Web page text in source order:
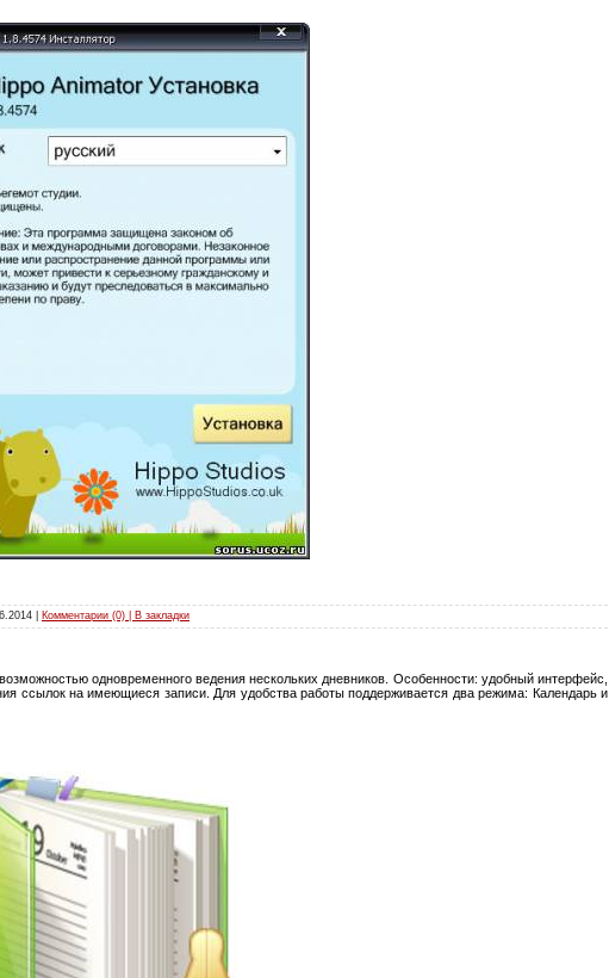
Комментарии (0) | В закладки
одновременного ведения нескольких дневников. Особенности: удобный интерфейс,
ссылок на имеющиеся записи. Для удобства работы поддерживается два режима: Календарь и